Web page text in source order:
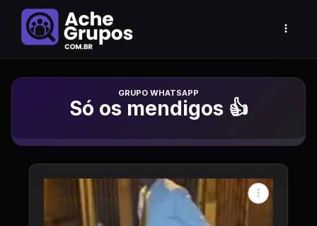
Grupo de Whatsapp
Só os mendigos 👍